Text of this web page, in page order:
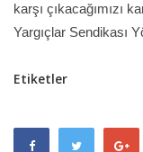
karşı çıkacağımızı
Yargıçlar Sendikası
Etiketler